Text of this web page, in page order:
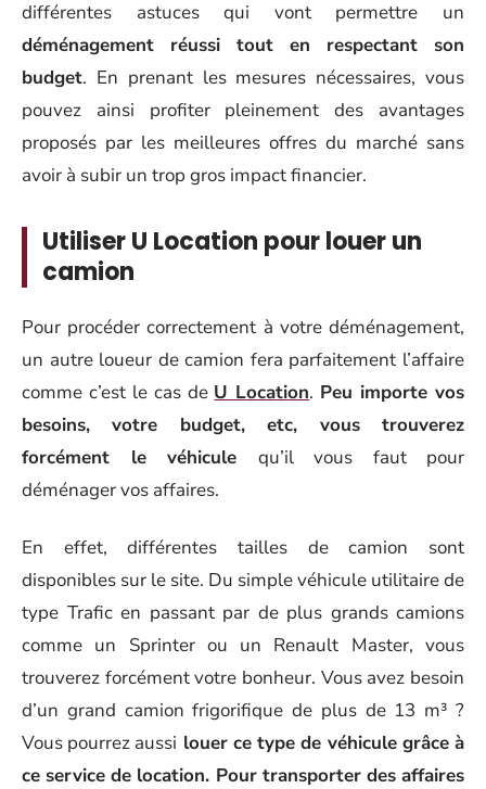
différentes astuces qui vont permettre un
déménagement réussi tout en respectant son
budget. En prenant les mesures nécessaires, vous
pouvez ainsi profiter pleinement des avantages
proposés par les meilleures offres du marché sans
avoir à subir un trop gros impact financier.
Utiliser U Location pour louer un
camion
Pour procéder correctement à votre déménagement,
un autre loueur de camion fera parfaitement l’affaire
comme c’est le cas de U Location. Peu importe vos
besoins, votre budget, etc, vous trouverez
forcément le véhicule qu’il vous faut pour
déménager vos affaires.
En effet, différentes tailles de camion sont
disponibles sur le site. Du simple véhicule utilitaire de
type Trafic en passant par de plus grands camions
comme un Sprinter ou un Renault Master, vous
trouverez forcément votre bonheur. Vous avez besoin
d’un grand camion frigorifique de plus de 13 m³ ?
Vous pourrez aussi louer ce type de véhicule grâce à
ce service de location. Pour transporter des affaires